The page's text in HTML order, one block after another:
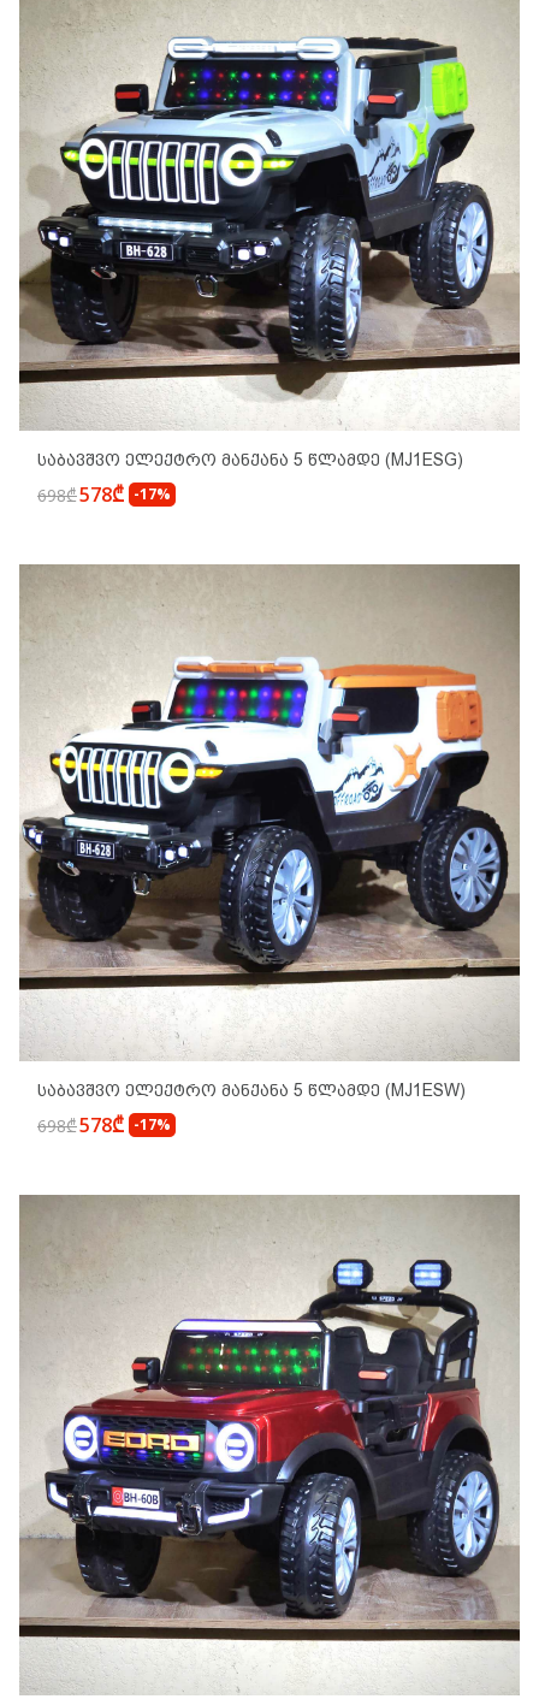
Საბავშვო Ელექტრო Მანქანა 5 Წლამდე (MJ1ESG)
698₾578₾ -17%
Საბავშვო Ელექტრო Მანქანა 5 Წლამდე (MJ1ESW)
698₾578₾ -17%